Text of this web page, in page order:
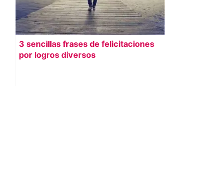
3 sencillas frases de felicitaciones
por logros diversos